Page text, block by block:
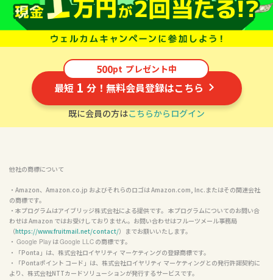
500pt プレゼント中
最短 1 分！無料会員登録はこちら
既に会員の方はこちらからログイン
他社の商標について
・Amazon、Amazon.co.jp およびそれらのロゴは Amazon.com, Inc.またはその関連会社
の商標です。
・本プログラムはアイブリッジ株式会社による提供です。 本プログラムについてのお問い合
わせは Amazon ではお受けしておりません。お問い合わせはフルーツメール事務局
（https://www.fruitmail.net/contact/）までお願いいたします。
・ Google Play は Google LLC の商標です。
・「Ponta」は、株式会社ロイヤリティ マーケティングの登録商標です。
・「Pontaポイント コード」は、株式会社ロイヤリティ マーケティングとの発行許諾契約に
より、株式会社NTTカードソリューションが発行するサービスです。